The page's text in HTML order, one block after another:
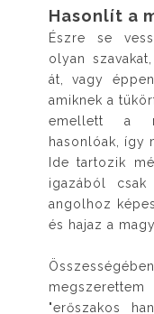
Hasonlít a
Észre se
olyan
át, vagy
amiknek a
emellett a
hasonlóak, így
Ide tartozik
igazából
angolhoz
és hajaz a
"erőszakos